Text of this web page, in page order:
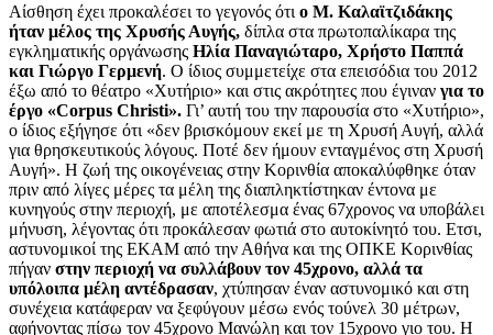
Αίσθηση έχει προκαλέσει το γεγονός ότι ο Μ. Καλαϊτζιδάκης
ήταν μέλος της Χρυσής Αυγής, δίπλα στα πρωτοπαλίκαρα της
εγκληματικής οργάνωσης Ηλία Παναγιώταρο, Χρήστο Παππά
και Γιώργο Γερμενή. Ο ίδιος συμμετείχε στα επεισόδια του 2012
έξω από το θέατρο «Χυτήριο» και στις ακρότητες που έγιναν για το
έργο «Corpus Christi». Γι’ αυτή του την παρουσία στο «Χυτήριο»,
ο ίδιος εξήγησε ότι «δεν βρισκόμουν εκεί με τη Χρυσή Αυγή, αλλά
για θρησκευτικούς λόγους. Ποτέ δεν ήμουν ενταγμένος στη Χρυσή
Αυγή». Η ζωή της οικογένειας στην Κορινθία αποκαλύφθηκε όταν
πριν από λίγες μέρες τα μέλη της διαπληκτίστηκαν έντονα με
κυνηγούς στην περιοχή, με αποτέλεσμα ένας 67χρονος να υποβάλει
μήνυση, λέγοντας ότι προκάλεσαν φωτιά στο αυτοκίνητό του. Ετσι,
αστυνομικοί της ΕΚΑΜ από την Αθήνα και της ΟΠΚΕ Κορινθίας
πήγαν στην περιοχή να συλλάβουν τον 45χρονο, αλλά τα
υπόλοιπα μέλη αντέδρασαν, χτύπησαν έναν αστυνομικό και στη
συνέχεια κατάφεραν να ξεφύγουν μέσω ενός τούνελ 30 μέτρων,
αφήνοντας πίσω τον 45χρονο Μανώλη και τον 15χρονο γιο του. Η